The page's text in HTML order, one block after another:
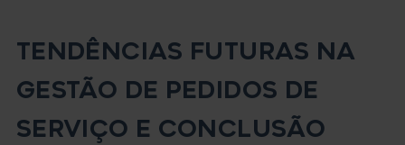
TENDÊNCIAS FUTURAS NA
GESTÃO DE PEDIDOS DE
SERVIÇO E CONCLUSÃO